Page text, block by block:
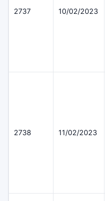
2737 10/02/2023
2738 11/02/2023